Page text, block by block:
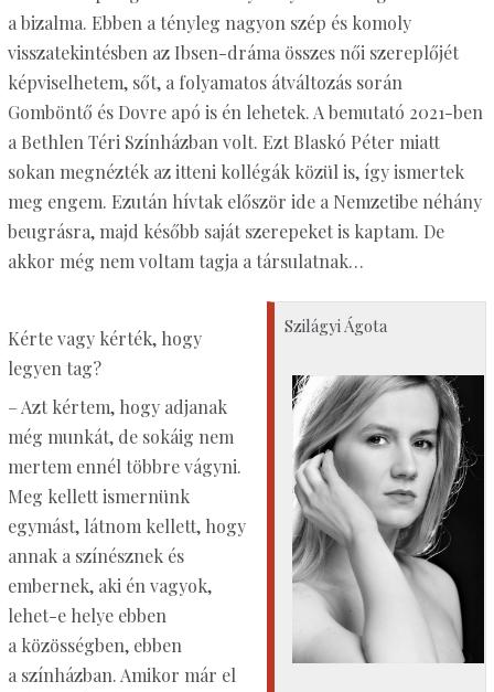
a bizalma. Ebben a tényleg nagyon szép és komoly
visszatekintésben az Ibsen-dráma összes női szereplőjét
képviselhetem, sőt, a folyamatos átváltozás során
Gomböntő és Dovre apó is én lehetek. A bemutató 2021-ben
a Bethlen Téri Színházban volt. Ezt Blaskó Péter miatt
sokan megnézték az itteni kollégák közül is, így ismertek
meg engem. Ezután hívtak először ide a Nemzetibe néhány
beugrásra, majd később saját szerepeket is kaptam. De
akkor még nem voltam tagja a társulatnak…
Szilágyi Ágota
Kérte vagy kérték, hogy
legyen tag?
– Azt kértem, hogy adjanak
még munkát, de sokáig nem
mertem ennél többre vágyni.
Meg kellett ismernünk
egymást, látnom kellett, hogy
annak a színésznek és
embernek, aki én vagyok,
lehet-e helye ebben
a közösségben, ebben
a színházban. Amikor már el